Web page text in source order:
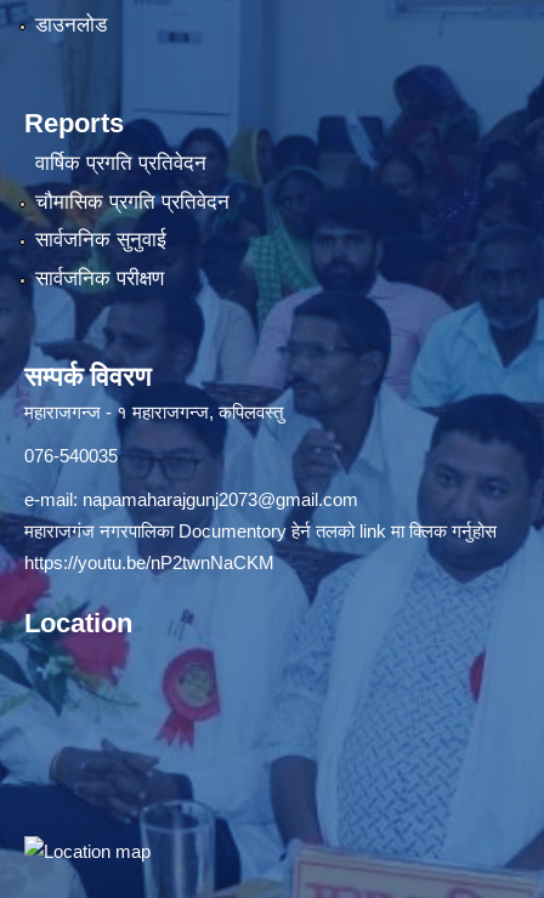
डाउनलोड
Reports
वार्षिक प्रगति प्रतिवेदन
चौमासिक प्रगति प्रतिवेदन
सार्वजनिक सुनुवाई
सार्वजनिक परीक्षण
सम्पर्क विवरण
महाराजगन्ज - १ महाराजगन्ज, कपिलवस्तु
076-540035
e-mail: napamaharajgunj2073@gmail.com
महाराजगंज नगरपालिका Documentory हेर्न तलको link मा क्लिक गर्नुहोस
https://youtu.be/nP2twnNaCKM
Location